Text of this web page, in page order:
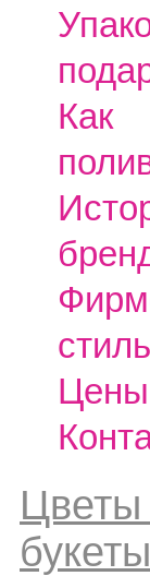
Как
стиль
Цены
Цветы
букеты